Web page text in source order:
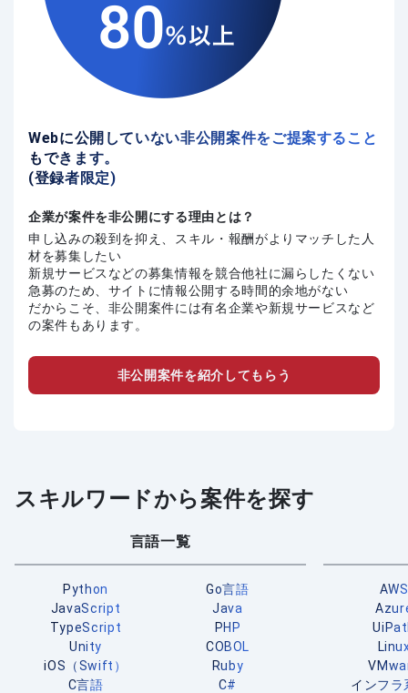
Webに公開していない非公開案件をご提案すること
もできます。
(登録者限定)
企業が案件を非公開にする理由とは？
申し込みの殺到を抑え、スキル・報酬がよりマッチした人
材を募集したい
新規サービスなどの募集情報を競合他社に漏らしたくない
急募のため、サイトに情報公開する時間的余地がない
だからこそ、非公開案件には有名企業や新規サービスなど
の案件もあります。
非公開案件を紹介してもらう
スキルワードから案件を探す
言語一覧
Python
Go言語
JavaScript
Java
TypeScript
PHP
Unity
COBOL
iOS（Swift）
Ruby
C言語
C#
AWS
インフラ